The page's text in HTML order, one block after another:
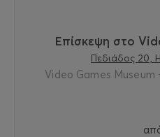
Επίσκεψη στο
Πεδιάδος 20,
Video Games Museum